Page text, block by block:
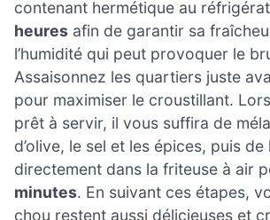
contenant hermétique au
heures afin de garantir sa
l’humidité qui peut provoquer le
Assaisonnez les quartiers juste
pour maximiser le croustillant.
prêt à servir, il vous suffira de
d’olive, le sel et les épices, puis de
directement dans la friteuse à air
minutes. En suivant ces étapes,
chou restent aussi délicieuses et